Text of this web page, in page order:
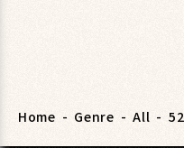
Home - Genre - All -